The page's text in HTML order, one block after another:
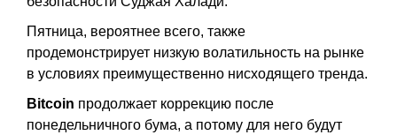
Пятница, вероятнее всего, также
продемонстрирует низкую волатильность на рынке
в условиях преимущественно нисходящего тренда.
Bitcoin продолжает коррекцию после
понедельничного бума, а потому для него будут